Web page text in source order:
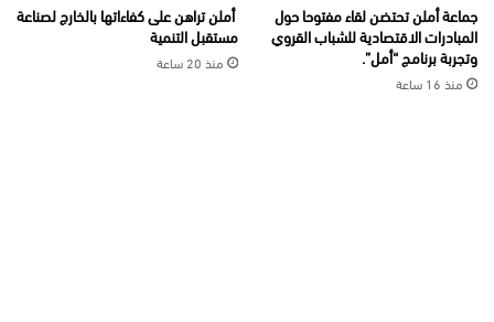
جماعة أملن تحتضن لقاء مفتوحا حول
المبادرات الاقتصادية للشباب القروي
وتجربة برنامج “أمل”.
منذ 16 ساعة
أملن تراهن على كفاءاتها بالخارج لصناعة
مستقبل التنمية
منذ 20 ساعة